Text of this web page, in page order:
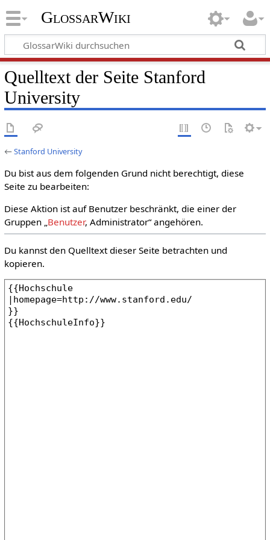
GlossarWiki
Quelltext der Seite Stanford
University
←Stanford University
Du bist aus dem folgenden Grund nicht berechtigt, diese
Seite zu bearbeiten:
Diese Aktion ist auf Benutzer beschränkt, die einer der
Gruppen „Benutzer, Administrator“ angehören.
Du kannst den Quelltext dieser Seite betrachten und
kopieren.